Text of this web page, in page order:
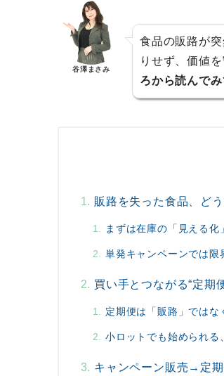
谷澤まさみ
食品の販路が
りせず、価値
ろから読んでみ
販路を失った食品、ど
まずは在庫の「見える化
単発キャンペーンでは限
買い手とつながる“定期
定期便は「販路」ではな
小ロットでも始められる
キャンペーン販売→定